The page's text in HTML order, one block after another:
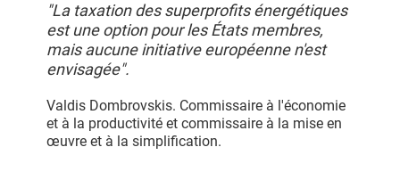
"La taxation des superprofits énergétiques
est une option pour les États membres,
mais aucune initiative européenne n'est
envisagée".
Valdis Dombrovskis. Commissaire à l'économie
et à la productivité et commissaire à la mise en
œuvre et à la simplification.